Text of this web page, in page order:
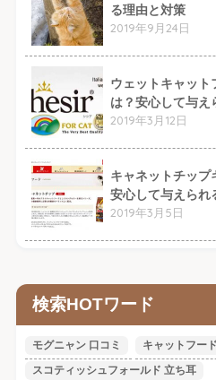
る理由と対策
2019年9月24日
ウェットキャット
は？安心して与え
2019年3月12日
キャネットチップ
安心して与えられ
2019年3月5日
検索HOTワード
モグニャン 口コミ キャットフー
スコティッシュフォールド 立ち耳